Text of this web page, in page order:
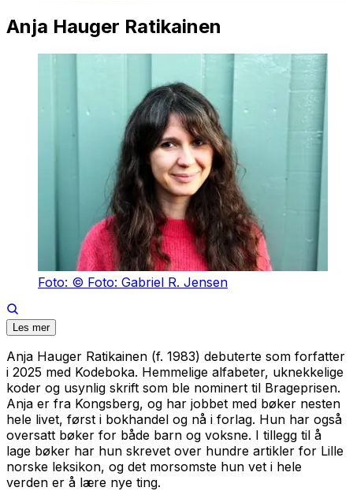
Anja Hauger Ratikainen
Foto: © Foto: Gabriel R. Jensen
Les mer
Anja Hauger Ratikainen (f. 1983) debuterte som forfatter
i 2025 med Kodeboka. Hemmelige alfabeter, uknekkelige
koder og usynlig skrift som ble nominert til Brageprisen.
Anja er fra Kongsberg, og har jobbet med bøker nesten
hele livet, først i bokhandel og nå i forlag. Hun har også
oversatt bøker for både barn og voksne. I tillegg til å
lage bøker har hun skrevet over hundre artikler for Lille
norske leksikon, og det morsomste hun vet i hele
verden er å lære nye ting.